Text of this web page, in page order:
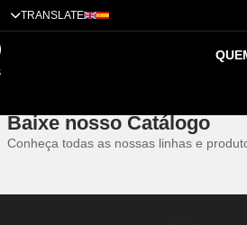
TRANSLATE
TécnicasCases de sucesso
ou depois de retocar a raiz?
realizar o retoque da raiz e depois de
Baixe nosso Catálogo
Conheça todas as nossas linhas e